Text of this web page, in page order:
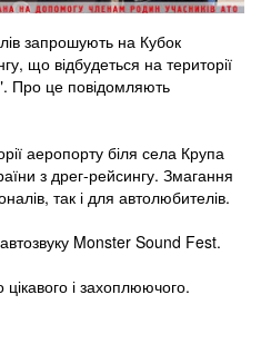
запрошують на Кубок
що відбудеться на території
Про це повідомляють
аеропорту біля села Крупа
з дрег-рейсингу. Змагання
так і для автолюбителів.
Monster Sound Fest.
і захоплюючого.